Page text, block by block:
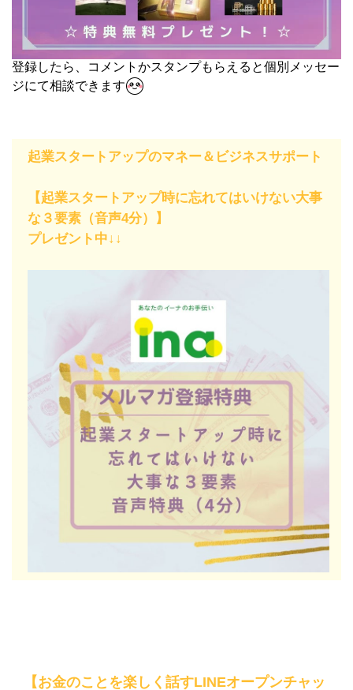
登録したら、コメントかスタンプもらえると個別メッセー
ジにて相談できます
起業スタートアップのマネー＆ビジネスサポート
【起業スタートアップ時に忘れてはいけない大事
な３要素（音声4分）】
プレゼント中↓↓
【お金のことを楽しく話すLINEオープンチャッ